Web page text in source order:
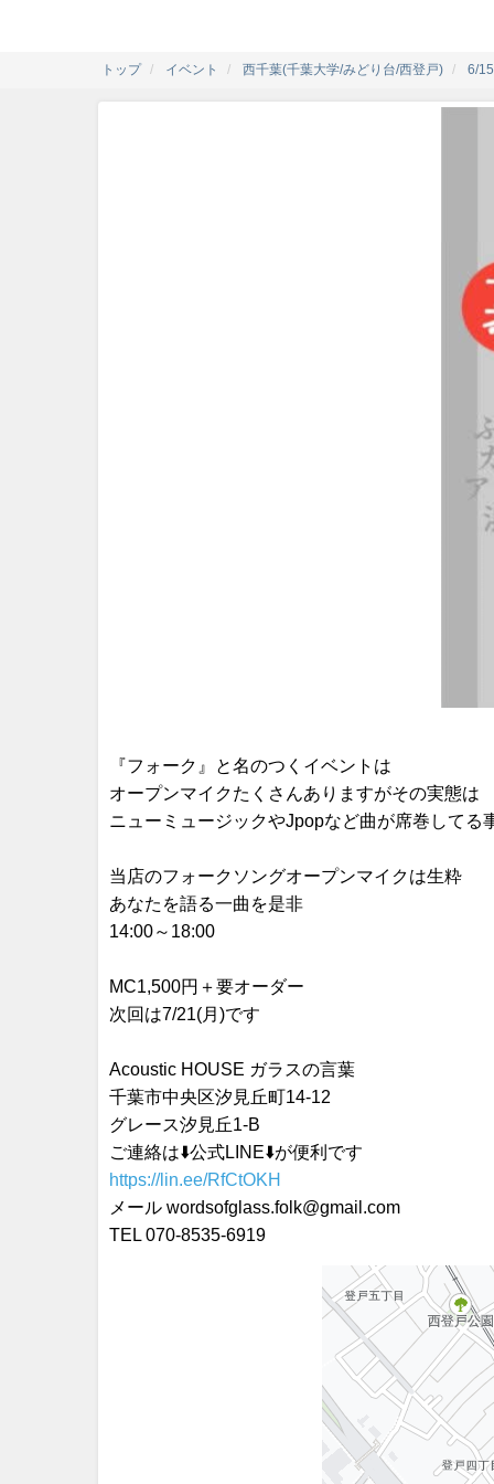
トップ イベント 西千葉(千葉大学/みどり台/西登戸) 6/
『フォーク』と名のつくイベントは
オープンマイクたくさんありますがその実態は
ニューミュージックやJpopなど曲が席巻してる
当店のフォークソングオープンマイクは生粋
あなたを語る一曲を是非
14:00～18:00
MC1,500円＋要オーダー
次回は7/21(月)です
Acoustic HOUSE ガラスの言葉
千葉市中央区汐見丘町14-12
グレース汐見丘1-B
ご連絡は⬇️公式LINE⬇️が便利です
https://lin.ee/RfCtOKH
メール wordsofglass.folk@gmail.com
TEL 070-8535-6919